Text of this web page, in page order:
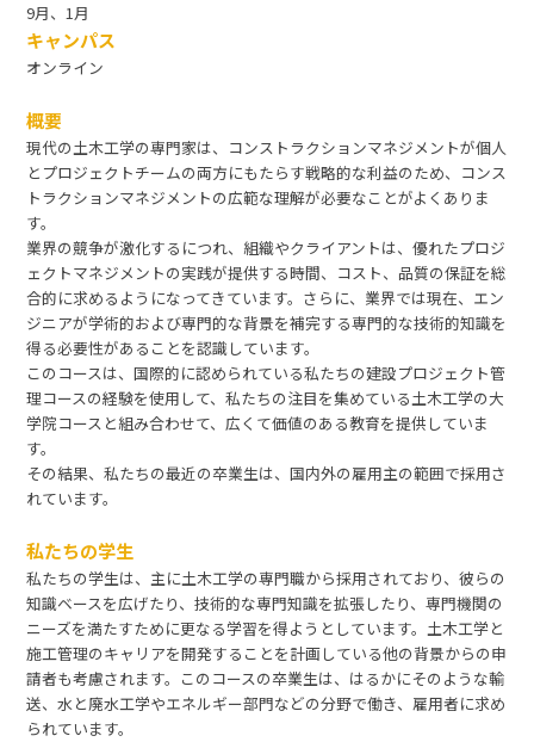
9月、1月
キャンパス
オンライン
概要
現代の土木工学の専門家は、コンストラクションマネジメントが個人
とプロジェクトチームの両方にもたらす戦略的な利益のため、コンス
トラクションマネジメントの広範な理解が必要なことがよくありま
す。
業界の競争が激化するにつれ、組織やクライアントは、優れたプロジ
ェクトマネジメントの実践が提供する時間、コスト、品質の保証を総
合的に求めるようになってきています。さらに、業界では現在、エン
ジニアが学術的および専門的な背景を補完する専門的な技術的知識を
得る必要性があることを認識しています。
このコースは、国際的に認められている私たちの建設プロジェクト管
理コースの経験を使用して、私たちの注目を集めている土木工学の大
学院コースと組み合わせて、広くて価値のある教育を提供していま
す。
その結果、私たちの最近の卒業生は、国内外の雇用主の範囲で採用さ
れています。
私たちの学生
私たちの学生は、主に土木工学の専門職から採用されており、彼らの
知識ベースを広げたり、技術的な専門知識を拡張したり、専門機関の
ニーズを満たすために更なる学習を得ようとしています。土木工学と
施工管理のキャリアを開発することを計画している他の背景からの申
請者も考慮されます。このコースの卒業生は、はるかにそのような輸
送、水と廃水工学やエネルギー部門などの分野で働き、雇用者に求め
られています。